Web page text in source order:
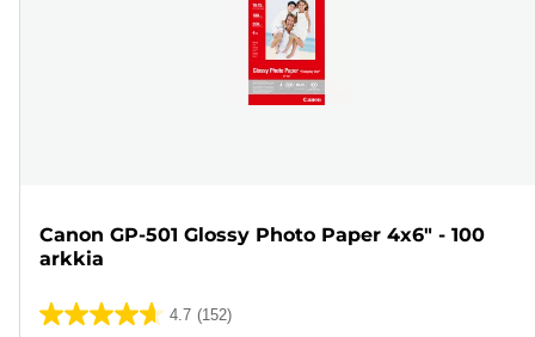
Canon GP-501 Glossy Photo Paper 4x6" - 100
arkkia
4.7 (152)
4.7/5